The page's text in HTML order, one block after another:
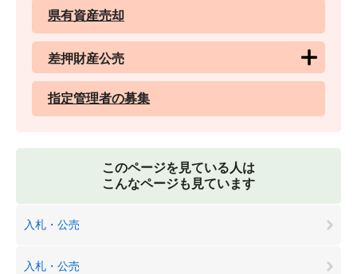
県有資産売却
差押財産公売
指定管理者の募集
このページを見ている人は
こんなページも見ています
入札・公売
入札・公売